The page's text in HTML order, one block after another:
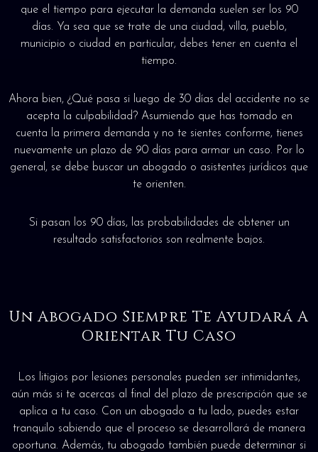
que el tiempo para ejecutar la demanda suelen ser los 90
días. Ya sea que se trate de una ciudad, villa, pueblo,
municipio o ciudad en particular, debes tener en cuenta el
tiempo.
Ahora bien, ¿Qué pasa si luego de 30 días del accidente no se
acepta la culpabilidad? Asumiendo que has tomado en
cuenta la primera demanda y no te sientes conforme, tienes
nuevamente un plazo de 90 días para armar un caso. Por lo
general, se debe buscar un abogado o asistentes jurídicos que
te orienten.
Si pasan los 90 días, las probabilidades de obtener un
resultado satisfactorios son realmente bajos.
Un Abogado Siempre Te Ayudará A
Orientar Tu Caso
Los litigios por lesiones personales pueden ser intimidantes,
aún más si te acercas al final del plazo de prescripción que se
aplica a tu caso. Con un abogado a tu lado, puedes estar
tranquilo sabiendo que el proceso se desarrollará de manera
oportuna. Además, tu abogado también puede determinar si